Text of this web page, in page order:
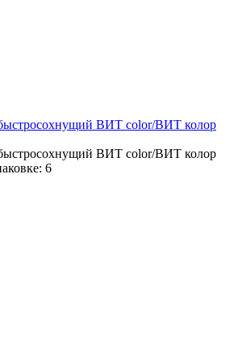
ВИТ color/ВИТ колор
ВИТ color/ВИТ колор
6